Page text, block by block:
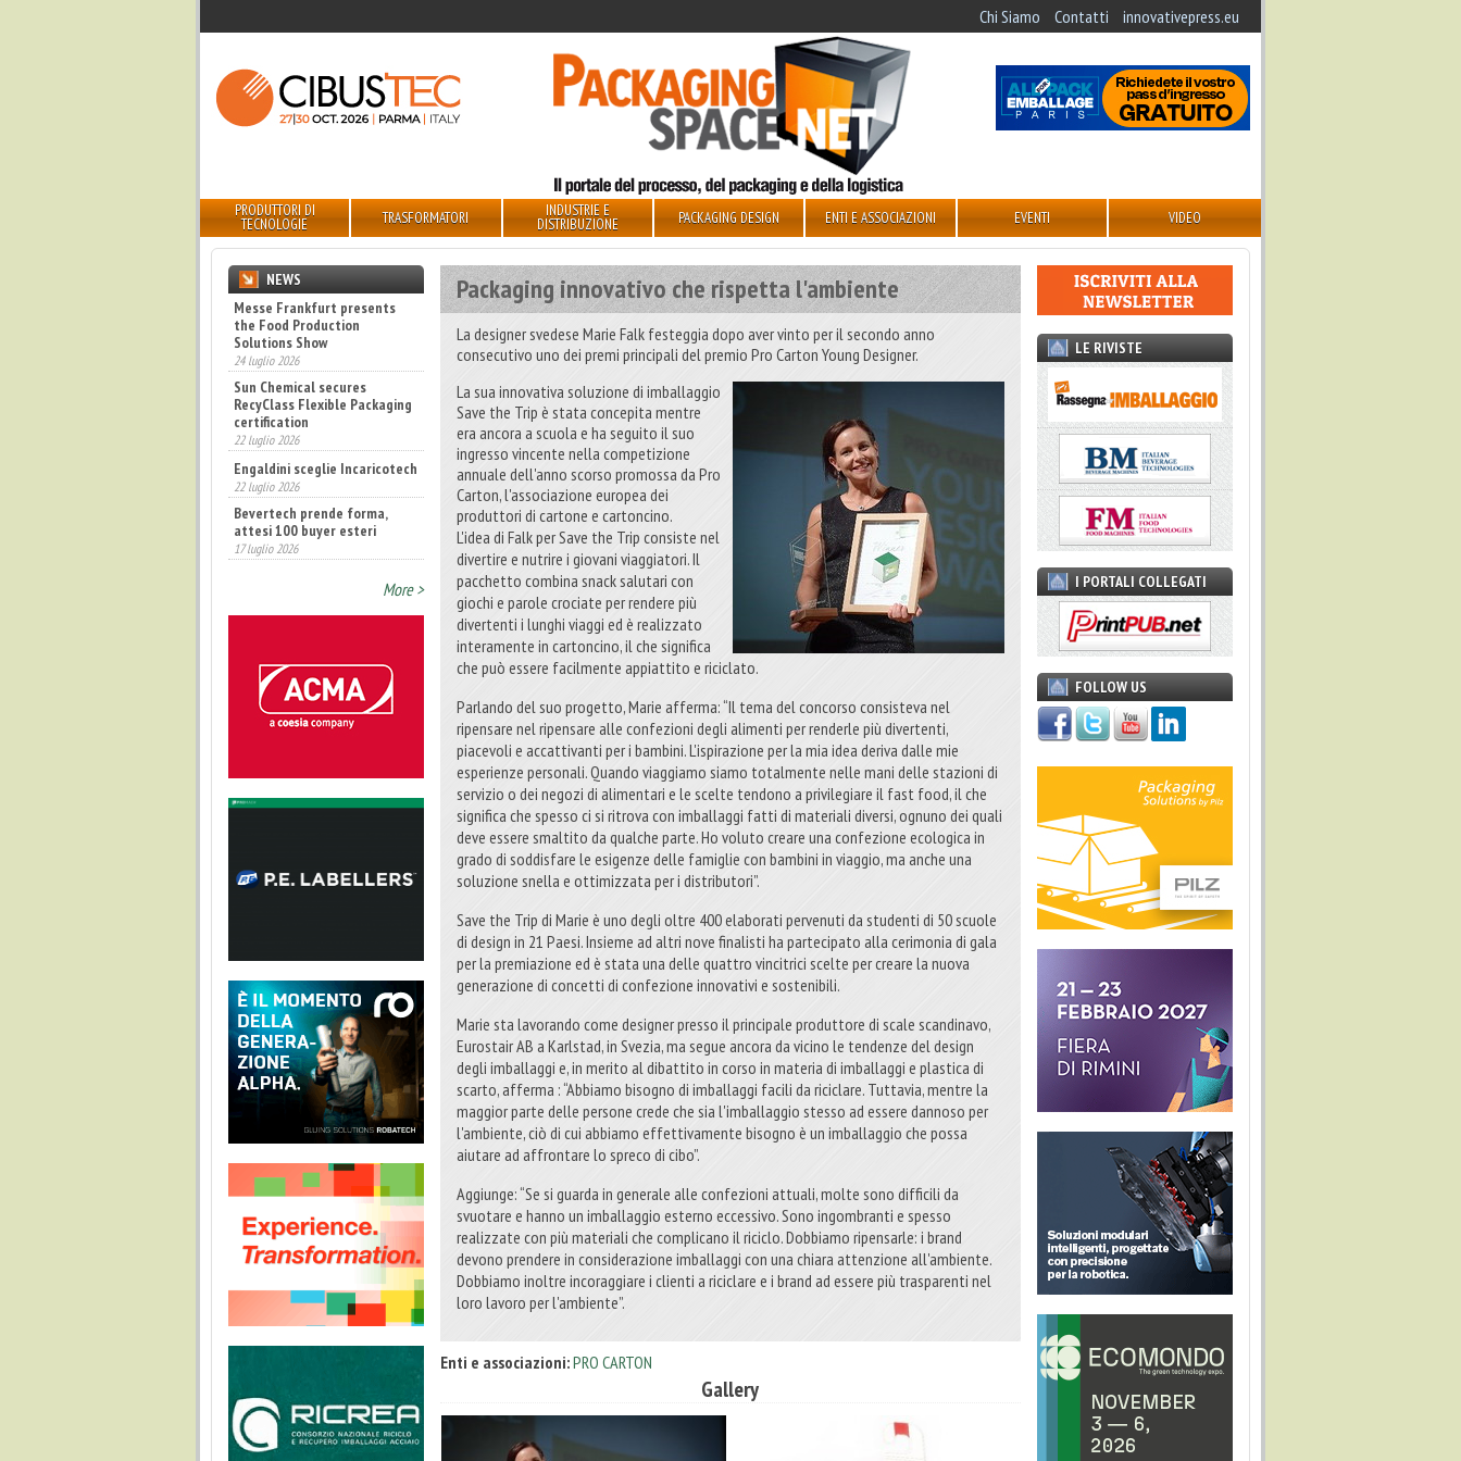
Chi Siamo Contatti innovativepress.eu
PRODUTTORI DI
TECNOLOGIE TRASFORMATORI INDUSTRIE E
DISTRIBUZIONE PACKAGING DESIGN ENTI E ASSOCIAZIONI EVENTI VIDEO
Packaging innovativo che rispetta l'ambiente
La designer svedese Marie Falk festeggia dopo aver vinto per il secondo anno
consecutivo uno dei premi principali del premio Pro Carton Young Designer.
La sua innovativa soluzione di imballaggio
Save the Trip è stata concepita mentre
era ancora a scuola e ha seguito il suo
ingresso vincente nella competizione
annuale dell'anno scorso promossa da Pro
Carton, l'associazione europea dei
produttori di cartone e cartoncino.
L'idea di Falk per Save the Trip consiste nel
divertire e nutrire i giovani viaggiatori. Il
pacchetto combina snack salutari con
giochi e parole crociate per rendere più
divertenti i lunghi viaggi ed è realizzato
interamente in cartoncino, il che significa
che può essere facilmente appiattito e riciclato.
Parlando del suo progetto, Marie afferma: “Il tema del concorso consisteva nel
ripensare nel ripensare alle confezioni degli alimenti per renderle più divertenti,
piacevoli e accattivanti per i bambini. L'ispirazione per la mia idea deriva dalle mie
esperienze personali. Quando viaggiamo siamo totalmente nelle mani delle stazioni di
servizio o dei negozi di alimentari e le scelte tendono a privilegiare il fast food, il che
significa che spesso ci si ritrova con imballaggi fatti di materiali diversi, ognuno dei quali
deve essere smaltito da qualche parte. Ho voluto creare una confezione ecologica in
grado di soddisfare le esigenze delle famiglie con bambini in viaggio, ma anche una
soluzione snella e ottimizzata per i distributori”.
Save the Trip di Marie è uno degli oltre 400 elaborati pervenuti da studenti di 50 scuole
di design in 21 Paesi. Insieme ad altri nove finalisti ha partecipato alla cerimonia di gala
per la premiazione ed è stata una delle quattro vincitrici scelte per creare la nuova
generazione di concetti di confezione innovativi e sostenibili.
Marie sta lavorando come designer presso il principale produttore di scale scandinavo,
Eurostair AB a Karlstad, in Svezia, ma segue ancora da vicino le tendenze del design
degli imballaggi e, in merito al dibattito in corso in materia di imballaggi e plastica di
scarto, afferma : “Abbiamo bisogno di imballaggi facili da riciclare. Tuttavia, mentre la
maggior parte delle persone crede che sia l'imballaggio stesso ad essere dannoso per
l'ambiente, ciò di cui abbiamo effettivamente bisogno è un imballaggio che possa
aiutare ad affrontare lo spreco di cibo”.
Aggiunge: “Se si guarda in generale alle confezioni attuali, molte sono difficili da
svuotare e hanno un imballaggio esterno eccessivo. Sono ingombranti e spesso
realizzate con più materiali che complicano il riciclo. Dobbiamo ripensarle: i brand
devono prendere in considerazione imballaggi con una chiara attenzione all'ambiente.
Dobbiamo inoltre incoraggiare i clienti a riciclare e i brand ad essere più trasparenti nel
loro lavoro per l'ambiente”.
Enti e associazioni:PRO CARTON
Gallery
NEWS
Messe Frankfurt presents
the Food Production
Solutions Show
24 luglio 2026
Sun Chemical secures
RecyClass Flexible Packaging
certification
22 luglio 2026
Engaldini sceglie Incaricotech
22 luglio 2026
Bevertech prende forma,
attesi 100 buyer esteri
17 luglio 2026
Annunciati i finalisti dei
Diamonds Awards 2026 di FTA
More >
LE RIVISTE
I PORTALI COLLEGATI
FOLLOW US